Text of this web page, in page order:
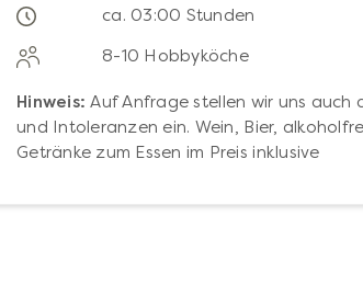
ca. 03:00 Stunden
8-10 Hobbyköche
Hinweis: Auf Anfrage stellen wir uns auch
und Intoleranzen ein. Wein, Bier,
Getränke zum Essen im Preis inklusive